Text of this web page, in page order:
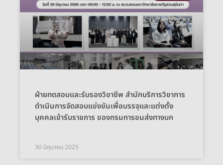
ฝ่ายทดสอบและรับรองวิชาชีพ สำนักบริการวิชาการ
ดำเนินการจัดสอบแข่งขันเพื่อบรรจุและแต่งตั้ง
บุคคลเข้ารับราชการ ของกรมการขนส่งทางบก
30 มิถุนายน 2025